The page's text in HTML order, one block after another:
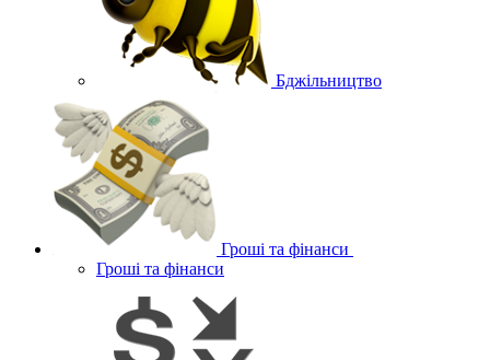
Бджільництво
Гроші та фінанси
Гроші та фінанси